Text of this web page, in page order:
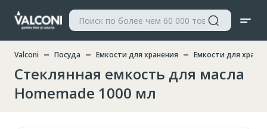
Valconi Посуда Емкости для хранения Емкости для
Стеклянная емкость для масла
Homemade 1000 мл